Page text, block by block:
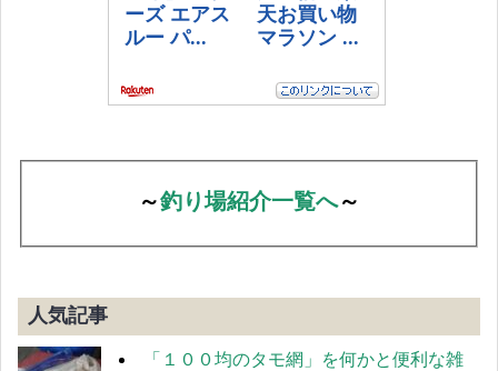
～釣り場紹介一覧へ～
人気記事
「１００均のタモ網」を何かと便利な雑